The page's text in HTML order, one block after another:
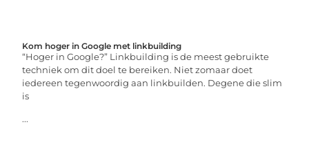
Kom hoger in Google met linkbuilding
“Hoger in Google?” Linkbuilding is de meest gebruikte
techniek om dit doel te bereiken. Niet zomaar doet
iedereen tegenwoordig aan linkbuilden. Degene die slim
is
...